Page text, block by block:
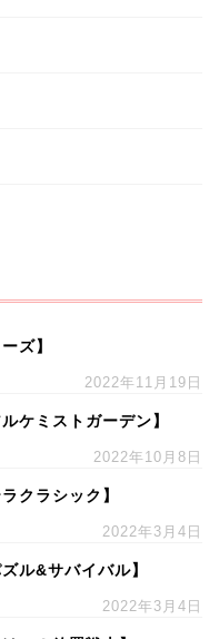
ズ】
2022年11月19日
ケミストガーデン】
2022年10月8日
クラシック】
2022年3月4日
ル&サバイバル】
2022年3月4日